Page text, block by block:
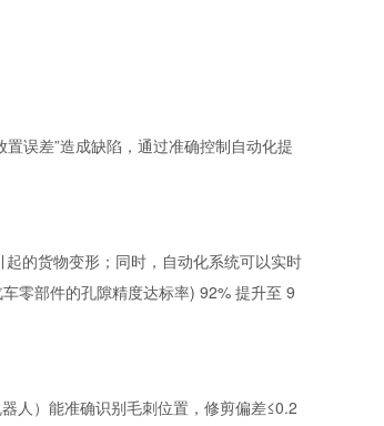
误差”造成缺陷，通过准确控制自动化提
的货物变形；同时，自动化系统可以实时
零部件的孔隙精度达标率) 92% 提升至 9
人）能准确识别毛刺位置，修剪偏差≤0.2